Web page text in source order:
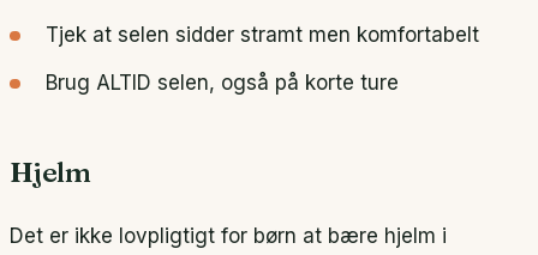
Tjek at selen sidder stramt men komfortabelt
Brug ALTID selen, også på korte ture
Hjelm
Det er ikke lovpligtigt for børn at bære hjelm i